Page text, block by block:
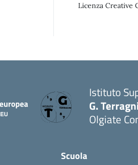
Licenza Creative
Istituto
G. Terragni
Olgiate
Scuola